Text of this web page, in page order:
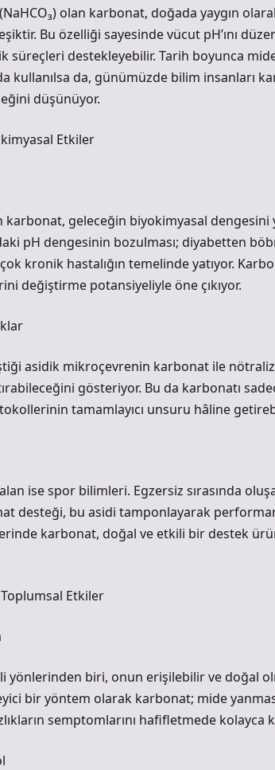
olan karbonat, doğada yaygın
Bu özelliği sayesinde vücut pH’ını
süreçleri destekleyebilir. Tarih boyunca
kullanılsa da, günümüzde bilim insanları
düşünüyor.
Etkiler
karbonat, geleceğin biyokimyasal
pH dengesinin bozulması; diyabetten
kronik hastalığın temelinde yatıyor.
değiştirme potansiyeliyle öne çıkıyor.
asidik mikroçevrenin karbonat ile
gösteriyor. Bu da karbonatı
tamamlayıcı unsuru hâline
ise spor bilimleri. Egzersiz sırasında
desteği, bu asidi tamponlayarak
karbonat, doğal ve etkili bir destek
Toplumsal Etkiler
yönlerinden biri, onun erişilebilir ve doğal
bir yöntem olarak karbonat; mide
semptomlarını hafifletmede kolayca